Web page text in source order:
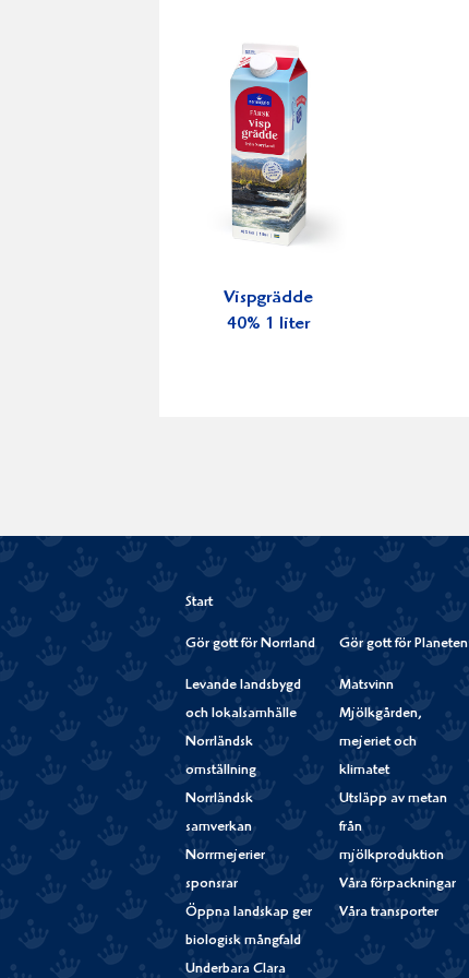
Vispgrädde
40% 1 liter
Start
Gör gott för Norrland
Levande landsbygd
och lokalsamhälle
Norrländsk
omställning
Norrländsk
samverkan
Norrmejerier
sponsrar
Öppna landskap ger
biologisk mångfald
Underbara Clara
Gör gott för Planeten
Matsvinn
Mjölkgården,
mejeriet och
klimatet
Utsläpp av metan
från
mjölkproduktion
Våra förpackningar
Våra transporter